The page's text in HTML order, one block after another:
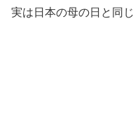
実は日本の母の日と同